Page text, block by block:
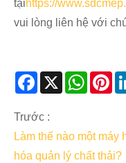
tạihttps://
vui lòng liên hệ với
Facebook
X
Trước :
Làm thế nào một máy
hóa quản lý chất thải?